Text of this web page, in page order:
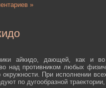
»
айкидо, дающей, как и во
над противником любых
При исполнении
по дугообразной